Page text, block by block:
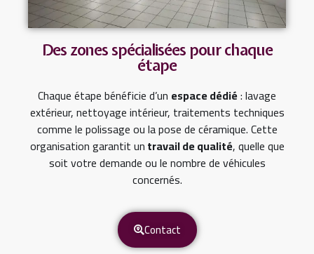
Des zones spécialisées pour chaque
étape
Chaque étape bénéficie d’un espace dédié: lavage
extérieur, nettoyage intérieur, traitements techniques
comme le polissage ou la pose de céramique. Cette
organisation garantit untravail de qualité, quelle que
soit votre demande ou le nombre de véhicules
concernés.
Contact